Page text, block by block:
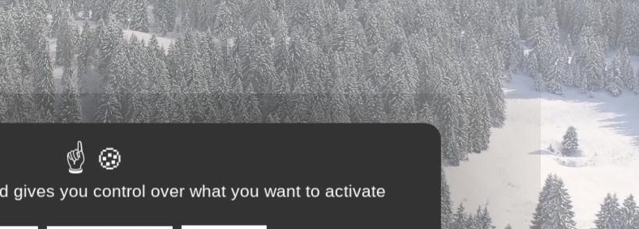
gives you control over what you want to activate